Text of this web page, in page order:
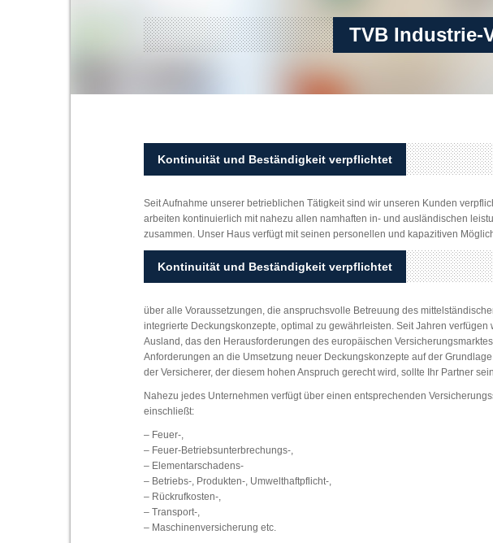
TVB Industrie-
Kontinuität und Beständigkeit verpflichtet
Seit Aufnahme unserer betrieblichen Tätigkeit sind wir unseren Kunden
arbeiten kontinuierlich mit nahezu allen namhaften in- und ausländischen
zusammen. Unser Haus verfügt mit seinen personellen und kapazitiven
Kontinuität und Beständigkeit verpflichtet
über alle Voraussetzungen, die anspruchsvolle Betreuung des
integrierte Deckungskonzepte, optimal zu gewährleisten. Seit Jahren verfügen
Ausland, das den Herausforderungen des europäischen
Anforderungen an die Umsetzung neuer Deckungskonzepte auf der
der Versicherer, der diesem hohen Anspruch gerecht wird, sollte Ihr Partner
Nahezu jedes Unternehmen verfügt über einen entsprechenden
einschließt:
– Feuer-,
– Feuer-Betriebsunterbrechungs-,
– Elementarschadens-
– Betriebs-, Produkten-, Umwelthaftpflicht-,
– Rückrufkosten-,
– Transport-,
– Maschinenversicherung etc.